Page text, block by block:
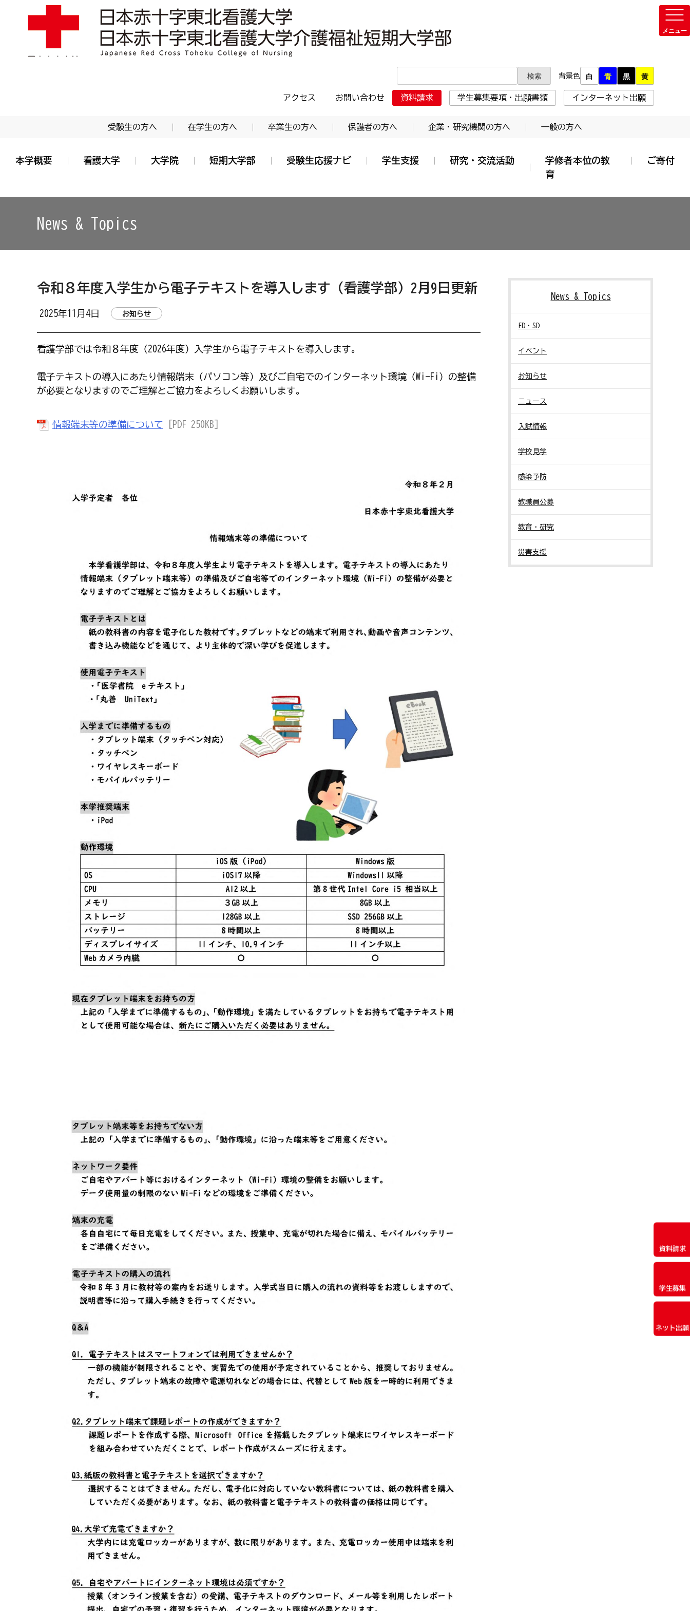
学校法人 日本赤十字学園 日本赤十字東北看護大学・日本赤十字東北看護大学介護福祉短期大学部
背景色 白 青 黒 黄
アクセス お問い合わせ 資料請求 学生募集要項・出願書類 インターネット出願
受験生の方へ 在学生の方へ 卒業生の方へ 保護者の方へ 企業・研究機関の方へ 一般の方へ
本学概要 看護大学 大学院 短期大学部 受験生応援ナビ 学生支援 研究・交流活動
学修者本位の教
育
ご寄付
資料請求
学生募集
ネット出願
News & Topics
令和８年度入学生から電子テキストを導入します（看護学部）2月9日更新
2025年11月4日 お知らせ
看護学部では令和８年度（2026年度）入学生から電子テキストを導入します。
電子テキストの導入にあたり情報端末（パソコン等）及びご自宅でのインターネット環境（Wi-Fi）の整備
が必要となりますのでご理解とご協力をよろしくお願いします。
情報端末等の準備について [PDF 250KB]
News & Topics
FD・SD
イベント
お知らせ
ニュース
入試情報
学校見学
感染予防
教職員公募
教育・研究
災害支援